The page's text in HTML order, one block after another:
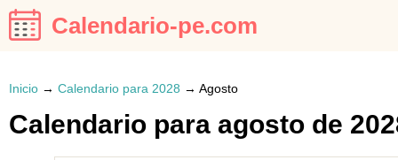
Calendario-pe.com
Inicio → Calendario para 2028 → Agosto
Calendario para agosto de